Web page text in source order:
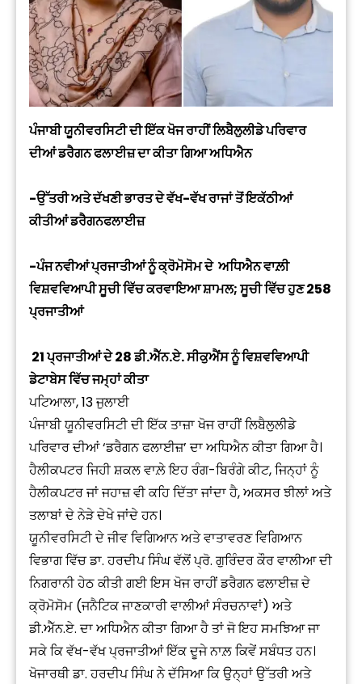
ਪੰਜਾਬੀ ਯੂਨੀਵਰਸਿਟੀ ਦੀ ਇੱਕ ਖੋਜ ਰਾਹੀਂ ਲਿਬੈਲੁਲੀਡੇ ਪਰਿਵਾਰ
ਦੀਆਂ ਡਰੈਗਨ ਫਲਾਈਜ਼ ਦਾ ਕੀਤਾ ਗਿਆ ਅਧਿਐਨ
-ਉੱਤਰੀ ਅਤੇ ਦੱਖਣੀ ਭਾਰਤ ਦੇ ਵੱਖ-ਵੱਖ ਰਾਜਾਂ ਤੋਂ ਇਕੱਠੀਆਂ
ਕੀਤੀਆਂ ਡਰੈਗਨਫਲਾਈਜ਼
-ਪੰਜ ਨਵੀਆਂ ਪ੍ਰਜਾਤੀਆਂ ਨੂੰ ਕ੍ਰੋਮੋਸੋਮ ਦੇ ਅਧਿਐਨ ਵਾਲ਼ੀ
ਵਿਸ਼ਵਵਿਆਪੀ ਸੂਚੀ ਵਿੱਚ ਕਰਵਾਇਆ ਸ਼ਾਮਲ; ਸੂਚੀ ਵਿੱਚ ਹੁਣ 258
ਪ੍ਰਜਾਤੀਆਂ
21 ਪ੍ਰਜਾਤੀਆਂ ਦੇ 28 ਡੀ.ਐੱਨ.ਏ. ਸੀਕੁਐਂਸ ਨੂੰ ਵਿਸ਼ਵਵਿਆਪੀ
ਡੇਟਾਬੇਸ ਵਿੱਚ ਜਮ੍ਹਾਂ ਕੀਤਾ
ਪਟਿਆਲਾ, 13 ਜੁਲਾਈ
ਪੰਜਾਬੀ ਯੂਨੀਵਰਸਿਟੀ ਦੀ ਇੱਕ ਤਾਜ਼ਾ ਖੋਜ ਰਾਹੀਂ ਲਿਬੈਲੁਲੀਡੇ
ਪਰਿਵਾਰ ਦੀਆਂ ‘ਡਰੈਗਨ ਫਲਾਈਜ਼’ ਦਾ ਅਧਿਐਨ ਕੀਤਾ ਗਿਆ ਹੈ।
ਹੈਲੀਕਪਟਰ ਜਿਹੀ ਸ਼ਕਲ ਵਾਲ਼ੇ ਇਹ ਰੰਗ-ਬਿਰੰਗੇ ਕੀਟ, ਜਿਨ੍ਹਾਂ ਨੂੰ
ਹੈਲੀਕਪਟਰ ਜਾਂ ਜਹਾਜ਼ ਵੀ ਕਹਿ ਦਿੱਤਾ ਜਾਂਦਾ ਹੈ, ਅਕਸਰ ਝੀਲਾਂ ਅਤੇ
ਤਲਾਬਾਂ ਦੇ ਨੇੜੇ ਦੇਖੇ ਜਾਂਦੇ ਹਨ।
ਯੂਨੀਵਰਸਿਟੀ ਦੇ ਜੀਵ ਵਿਗਿਆਨ ਅਤੇ ਵਾਤਾਵਰਣ ਵਿਗਿਆਨ
ਵਿਭਾਗ ਵਿੱਚ ਡਾ. ਹਰਦੀਪ ਸਿੰਘ ਵੱਲੋਂ ਪ੍ਰੋ. ਗੁਰਿੰਦਰ ਕੌਰ ਵਾਲੀਆ ਦੀ
ਨਿਗਰਾਨੀ ਹੇਠ ਕੀਤੀ ਗਈ ਇਸ ਖੋਜ ਰਾਹੀਂ ਡਰੈਗਨ ਫਲਾਈਜ਼ ਦੇ
ਕ੍ਰੋਮੋਸੋਮ (ਜਨੈਟਿਕ ਜਾਣਕਾਰੀ ਵਾਲੀਆਂ ਸੰਰਚਨਾਵਾਂ) ਅਤੇ
ਡੀ.ਐੱਨ.ਏ. ਦਾ ਅਧਿਐਨ ਕੀਤਾ ਗਿਆ ਹੈ ਤਾਂ ਜੋ ਇਹ ਸਮਝਿਆ ਜਾ
ਸਕੇ ਕਿ ਵੱਖ-ਵੱਖ ਪ੍ਰਜਾਤੀਆਂ ਇੱਕ ਦੂਜੇ ਨਾਲ਼ ਕਿਵੇਂ ਸਬੰਧਤ ਹਨ।
ਖੋਜਾਰਥੀ ਡਾ. ਹਰਦੀਪ ਸਿੰਘ ਨੇ ਦੱਸਿਆ ਕਿ ਉਨ੍ਹਾਂ ਉੱਤਰੀ ਅਤੇ